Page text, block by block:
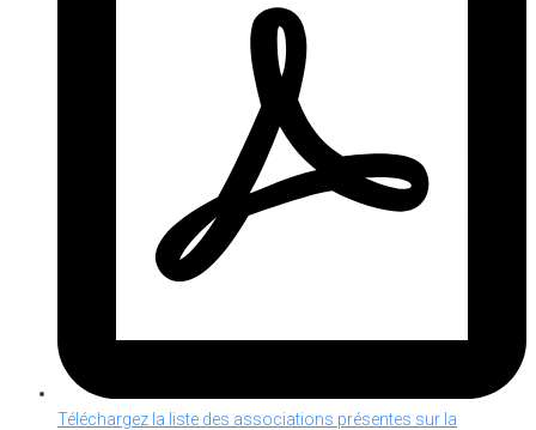
Téléchargez la liste des associations présentes sur la